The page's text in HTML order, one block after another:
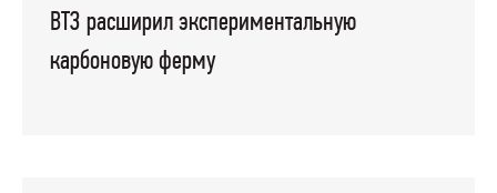
ВТЗ расширил экспериментальную
карбоновую ферму